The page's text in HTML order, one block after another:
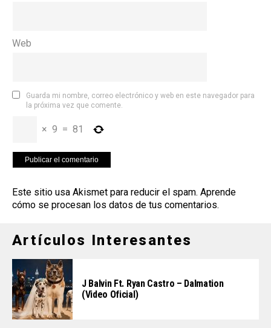
Web
Guarda mi nombre, correo electrónico y web en este navegador para
la próxima vez que comente.
× 9 = 81
Este sitio usa Akismet para reducir el spam. Aprende
cómo se procesan los datos de tus comentarios.
Artículos Interesantes
J Balvin Ft. Ryan Castro – Dalmation
(Video Oficial)